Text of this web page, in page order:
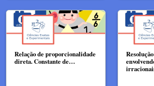
Relação de proporcionalidade
direta. Constante de…